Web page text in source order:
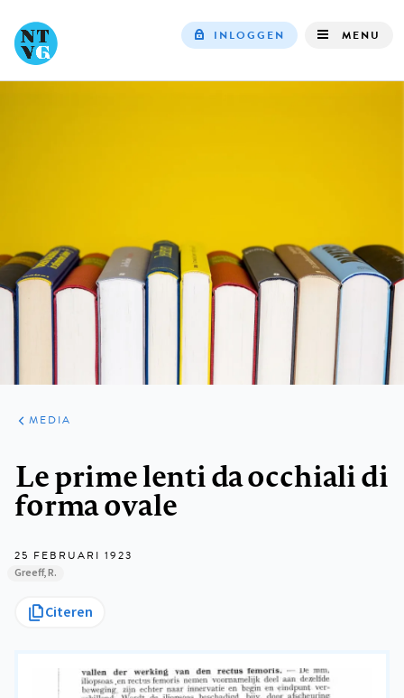
INLOGGEN MENU
ARTIKELEN
VARIA
MEDIA
Le prime lenti da occhiali di
forma ovale
25 FEBRUARI 1923
Greeff, R.
Citeren